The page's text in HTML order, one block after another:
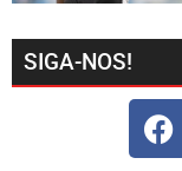
SIGA-NOS!